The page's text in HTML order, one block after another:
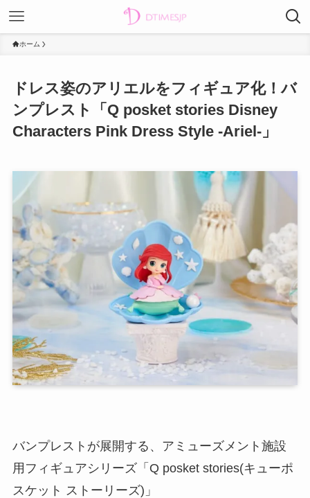
ホーム
ドレス姿のアリエルをフィギュア化！バ
ンプレスト「Q posket stories Disney
Characters Pink Dress Style -Ariel-」
バンプレストが展開する、アミューズメント施設
用フィギュアシリーズ「Q posket stories(キューポ
スケット ストーリーズ)」